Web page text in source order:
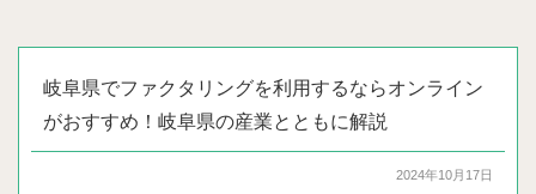
岐阜県でファクタリングを利用するならオンライン
がおすすめ！岐阜県の産業とともに解説
2024年10月17日